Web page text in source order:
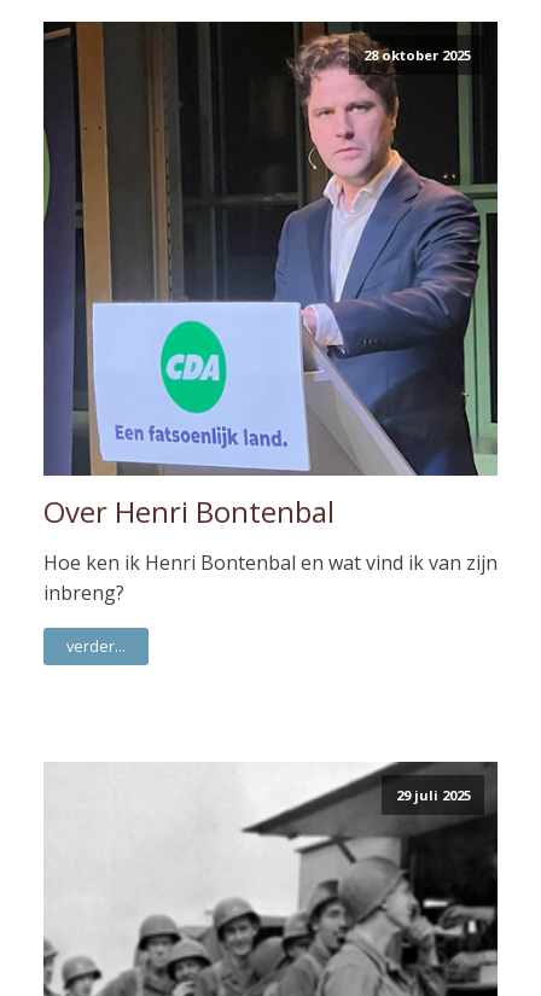
28 oktober 2025
Over Henri Bontenbal
Hoe ken ik Henri Bontenbal en wat vind ik van zijn
inbreng?
verder...
29 juli 2025